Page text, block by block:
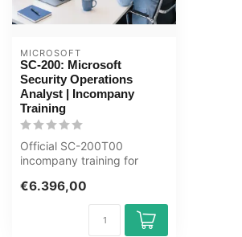
MICROSOFT
SC-200: Microsoft
Security Operations
Analyst | Incompany
Training
Official SC-200T00
incompany training for
4 days, ...
€6.396,00